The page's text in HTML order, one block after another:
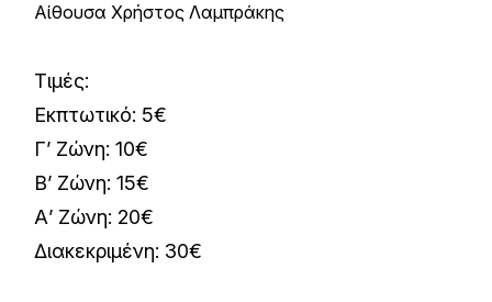
Αίθουσα Χρήστος Λαμπράκης
Τιμές:
Εκπτωτικό: 5€
Γ’ Ζώνη: 10€
Β’ Ζώνη: 15€
Α’ Ζώνη: 20€
Διακεκριμένη: 30€